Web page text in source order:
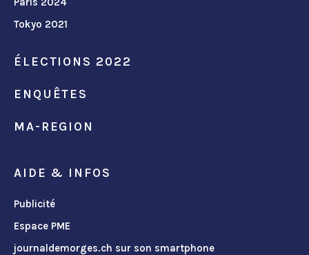
Tokyo 2021
ÉLECTIONS 2022
ENQUÊTES
MA-REGION
AIDE & INFOS
Publicité
Espace PME
journaldemorges.ch sur son smartphone